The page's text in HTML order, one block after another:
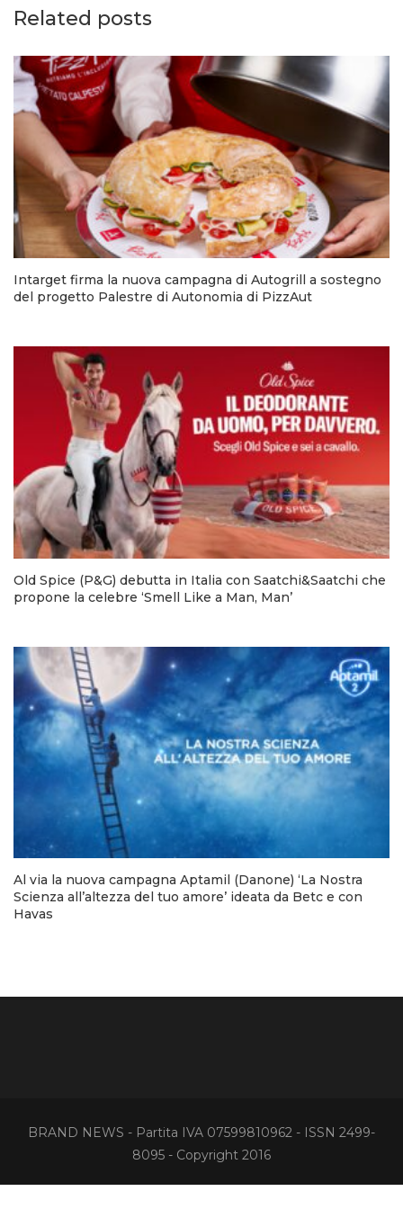
Related posts
Intarget firma la nuova campagna di Autogrill a sostegno
del progetto Palestre di Autonomia di PizzAut
Old Spice (P&G) debutta in Italia con Saatchi&Saatchi che
propone la celebre ‘Smell Like a Man, Man’
Al via la nuova campagna Aptamil (Danone) ‘La Nostra
Scienza all’altezza del tuo amore’ ideata da Betc e con
Havas
BRAND NEWS - Partita IVA 07599810962 - ISSN 2499-
8095 - Copyright 2016